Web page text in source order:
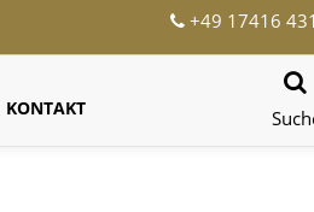
+49 17416
KONTAKT